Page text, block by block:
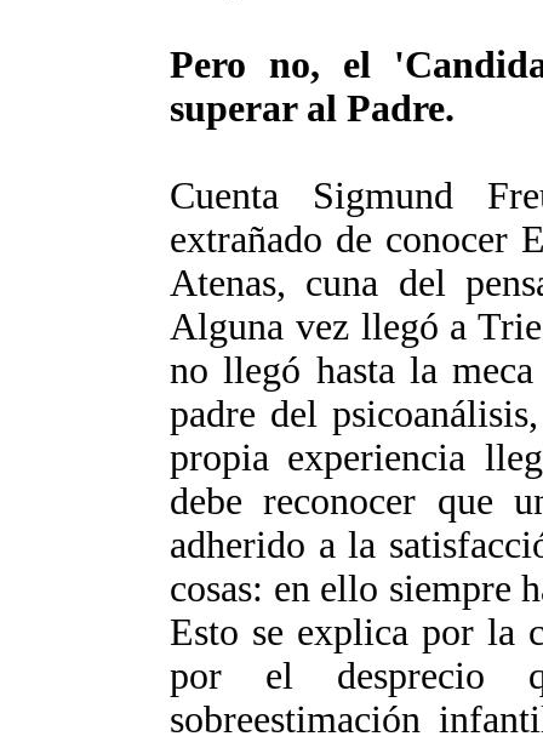
Pero no, el
superar al Padre.
Cuenta Sigmund
extrañado de conocer
Atenas, cuna del
Alguna vez llegó a
no llegó hasta la
padre del
propia experiencia
debe reconocer que
adherido a la
cosas: en ello siempre
Esto se explica por la
por el desprecio
sobreestimación